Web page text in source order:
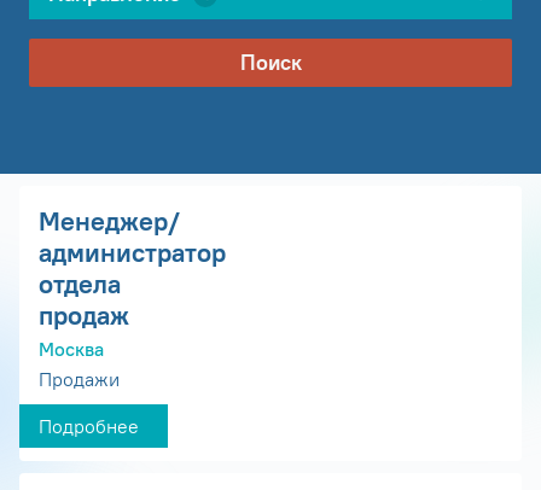
Поиск
Менеджер/
администратор
отдела
продаж
Москва
Продажи
Подробнее